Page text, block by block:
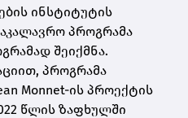
ინსტიტუტის
პროგრამა
შეიქმნა.
პროგრამა
Monnet-ის პროექტის
წლის ზაფხულში